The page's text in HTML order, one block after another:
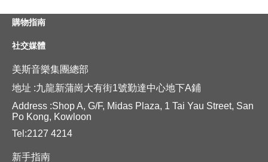
購物指南
社交媒體
美斯音樂集團總部
地址 :九龍新蒲崗大有街1號勤達中心地下A鋪
Address :Shop A, G/F, Midas Plaza, 1 Tai Yau Street, San
Po Kong, Kowloon
Tel:2127 4214
新手指南